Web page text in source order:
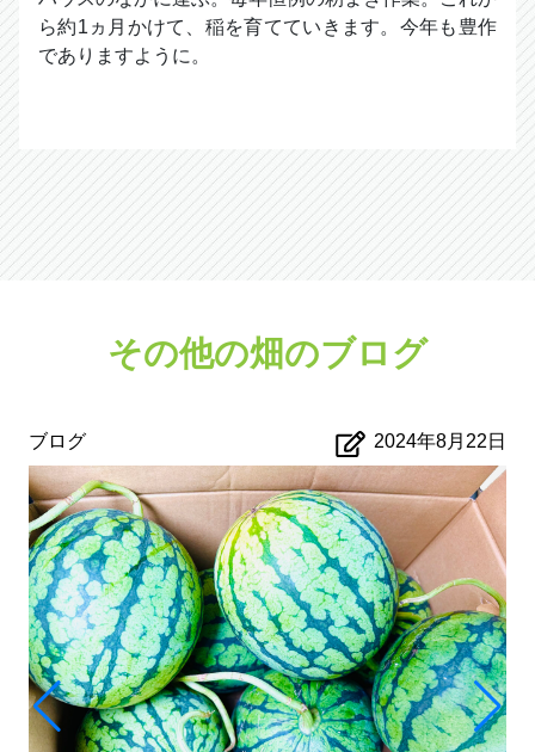
ら約1ヵ月かけて、稲を育てていきます。今年も豊作
でありますように。
その他の畑のブログ
ブログ 2024年8月22日